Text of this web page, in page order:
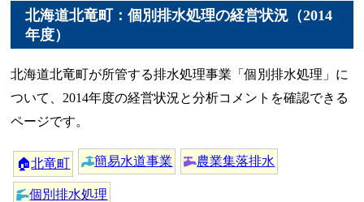
北海道北竜町：個別排水処理の経営状況（2014
年度）
北海道北竜町が所管する排水処理事業「個別排水処理」に
ついて、2014年度の経営状況と分析コメントを確認できる
ページです。
🏠北竜町 簡易水道事業 農業集落排水
個別排水処理